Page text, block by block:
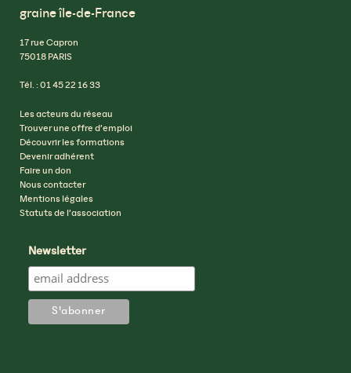
graine île-de-France
17 rue Capron
75018 PARIS
Tél. : 01 45 22 16 33
Les acteurs du réseau
Trouver une offre d’emploi
Découvrir les formations
Devenir adhérent
Faire un don
Nous contacter
Mentions légales
Statuts de l’association
Newsletter